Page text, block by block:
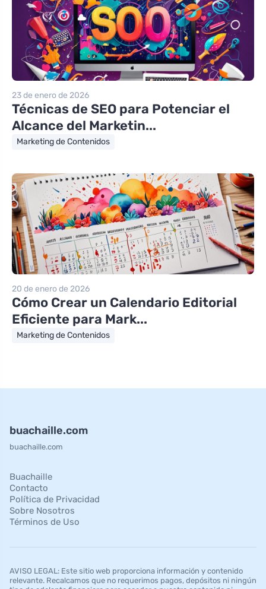
23 de enero de 2026
Técnicas de SEO para Potenciar el
Alcance del Marketin...
Marketing de Contenidos
20 de enero de 2026
Cómo Crear un Calendario Editorial
Eficiente para Mark...
Marketing de Contenidos
buachaille.com
buachaille.com
Buachaille
Contacto
Política de Privacidad
Sobre Nosotros
Términos de Uso
AVISO LEGAL: Este sitio web proporciona información y contenido
relevante. Recalcamos que no requerimos pagos, depósitos ni ningún